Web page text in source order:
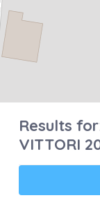
Results
VITTORI